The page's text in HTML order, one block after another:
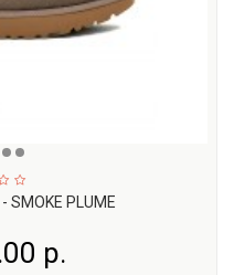
SMOKE PLUME
р.